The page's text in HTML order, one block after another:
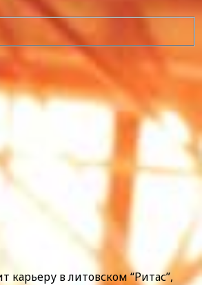
в литовском “Ритас”,